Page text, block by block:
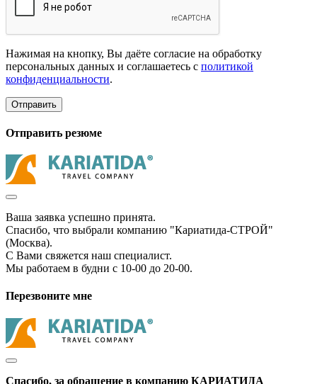
Нажимая на кнопку, Вы даёте согласие на обработку
персональных данных и соглашаетесь с политикой
конфиденциальности.
Отправить
Отправить резюме
Ваша заявка успешно принята.
Спасибо, что выбрали компанию "Кариатида-СТРОЙ"
(Москва).
С Вами свяжется наш специалист.
Мы работаем в будни с 10-00 до 20-00.
Перезвоните мне
Спасибо, за обращение в компанию КАРИАТИДА